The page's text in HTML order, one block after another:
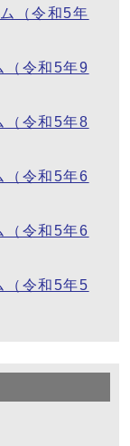
（令和5年
（令和5年9
（令和5年8
（令和5年6
（令和5年6
（令和5年5